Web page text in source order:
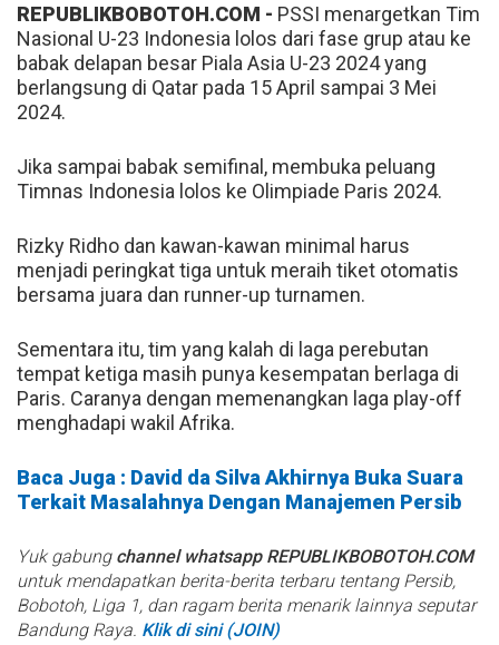
REPUBLIKBOBOTOH.COM - PSSI menargetkan Tim
Nasional U-23 Indonesia lolos dari fase grup atau ke
babak delapan besar Piala Asia U-23 2024 yang
berlangsung di Qatar pada 15 April sampai 3 Mei
2024.
Jika sampai babak semifinal, membuka peluang
Timnas Indonesia lolos ke Olimpiade Paris 2024.
Rizky Ridho dan kawan-kawan minimal harus
menjadi peringkat tiga untuk meraih tiket otomatis
bersama juara dan runner-up turnamen.
Sementara itu, tim yang kalah di laga perebutan
tempat ketiga masih punya kesempatan berlaga di
Paris. Caranya dengan memenangkan laga play-off
menghadapi wakil Afrika.
Baca Juga : David da Silva Akhirnya Buka Suara
Terkait Masalahnya Dengan Manajemen Persib
Yuk gabung channel whatsapp REPUBLIKBOBOTOH.COM
untuk mendapatkan berita-berita terbaru tentang Persib,
Bobotoh, Liga 1, dan ragam berita menarik lainnya seputar
Bandung Raya. Klik di sini (JOIN)